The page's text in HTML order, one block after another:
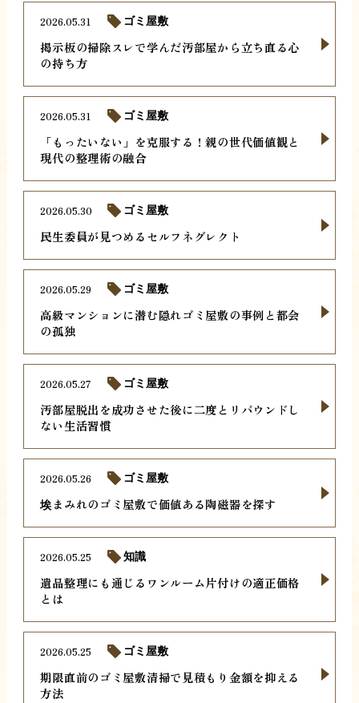
掲示板の掃除スレで学んだ汚部屋から立ち直る心
の持ち方
2026.05.31 ゴミ屋敷
「もったいない」を克服する！親の世代価値観と
現代の整理術の融合
2026.05.31 ゴミ屋敷
民生委員が見つめるセルフネグレクト
2026.05.30 ゴミ屋敷
高級マンションに潜む隠れゴミ屋敷の事例と都会
の孤独
2026.05.29 ゴミ屋敷
汚部屋脱出を成功させた後に二度とリバウンドし
ない生活習慣
2026.05.27 ゴミ屋敷
埃まみれのゴミ屋敷で価値ある陶磁器を探す
2026.05.26 ゴミ屋敷
遺品整理にも通じるワンルーム片付けの適正価格
とは
2026.05.25 知識
期限直前のゴミ屋敷清掃で見積もり金額を抑える
方法
2026.05.25 ゴミ屋敷